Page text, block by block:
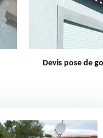
Bâchage de